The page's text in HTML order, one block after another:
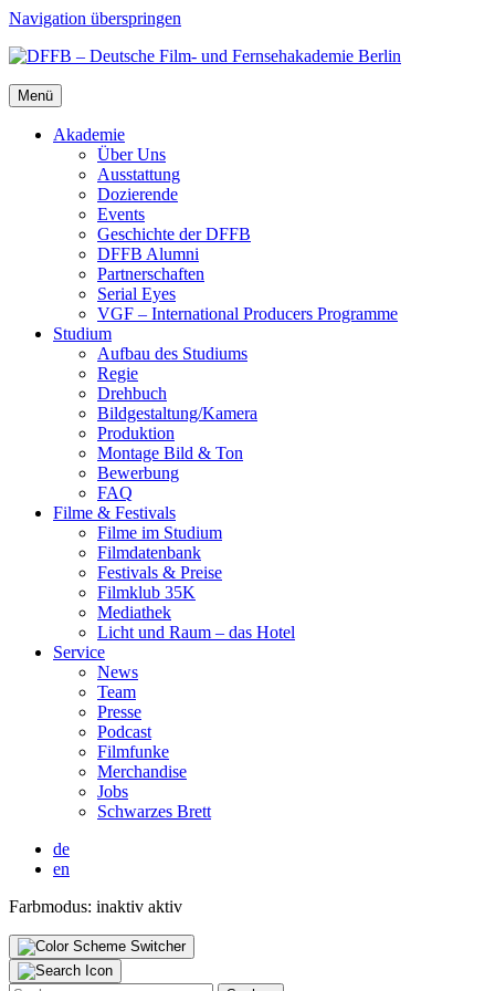
Navigation überspringen
Menü
Aka­de­mie
Über Uns
Aus­stat­tung
Dozie­ren­de
Events
Geschich­te der DFFB
DFFB Alum­ni
Part­ner­schaf­ten
Seri­al Eyes
VGF – Inter­na­tio­nal Pro­du­cers Pro­gram­me
Stu­di­um
Auf­bau des Stu­di­ums
Regie
Dreh­buch
Bildgestaltung/​​Kamera
Pro­duk­ti­on
Mon­ta­ge Bild & Ton
Bewer­bung
FAQ
Fil­me & Fes­ti­vals
Fil­me im Stu­di­um
Film­da­ten­bank
Fes­ti­vals & Prei­se
Film­klub 35K
Media­thek
Licht und Raum – das Hotel
Ser­vice
News
Team
Pres­se
Pod­cast
Film­fun­ke
Mer­chan­di­se
Jobs
Schwar­zes Brett
de
en
Farbmodus: inaktiv aktiv